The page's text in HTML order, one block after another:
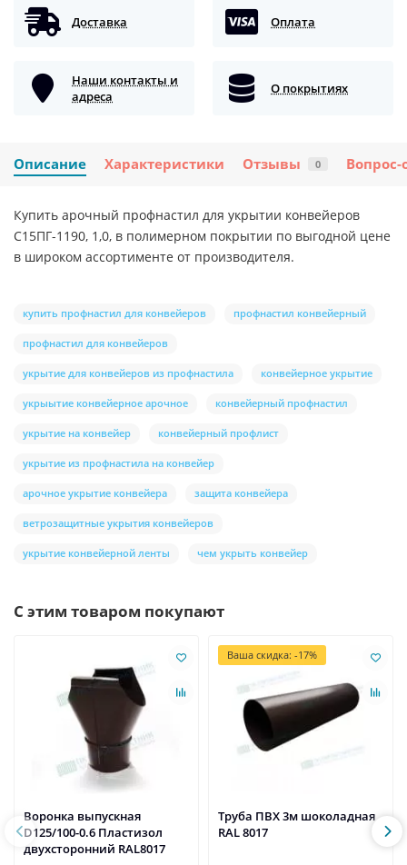
Доставка Оплата
Наши контакты и
адреса
О покрытиях
Описание Характеристики Отзывы 0 Вопрос-
Купить арочный профнастил для укрытии конвейеров
С15ПГ-1190, 1,0, в полимерном покрытии по выгодной цене
в широком ассортименте от производителя.
купить профнастил для конвейеров профнастил конвейерный
профнастил для конвейеров
укрытие для конвейеров из профнастила конвейерное укрытие
укрыытие конвейерное арочное конвейерный профнастил
укрытие на конвейер конвейерный профлист
укрытие из профнастила на конвейер
арочное укрытие конвейера защита конвейера
ветрозащитные укрытия конвейеров
укрытие конвейерной ленты чем укрыть конвейер
С этим товаром покупают
Воронка выпускная
D125/100-0.6 Пластизол
двухсторонний RAL8017
Ваша скидка: -17%
Труба ПВХ 3м шоколадная
RAL 8017